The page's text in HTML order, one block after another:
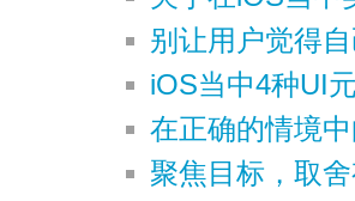
别让用户觉得
iOS当中4种UI
在正确的情境
聚焦目标，取